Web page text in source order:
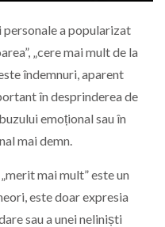
a popularizat
„cere mai mult de la
îndemnuri, aparent
în desprinderea de
emoțional sau în
mai demn.
mai mult” este un
este doar expresia
sau a unei neliniști